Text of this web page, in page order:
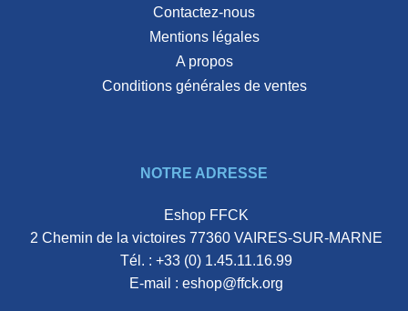
Contactez-nous
Mentions légales
A propos
Conditions générales de ventes
NOTRE ADRESSE
Eshop FFCK
2 Chemin de la victoires 77360 VAIRES-SUR-MARNE
Tél. : +33 (0) 1.45.11.16.99
E-mail : eshop@ffck.org